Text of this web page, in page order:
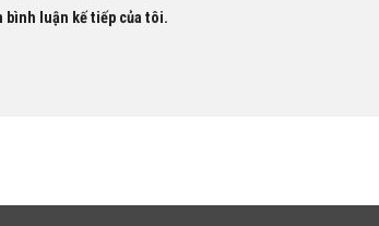
bình luận kế tiếp của tôi.